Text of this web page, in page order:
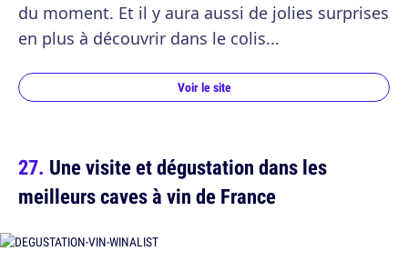
du moment. Et il y aura aussi de jolies surprises
en plus à découvrir dans le colis...
Voir le site
Une visite et dégustation dans les
meilleurs caves à vin de France